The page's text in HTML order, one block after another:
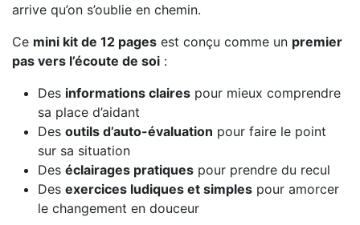
arrive qu’on s’oublie en chemin.
Ce mini kit de 12 pages est conçu comme un premier
pas vers l’écoute de soi :
Des informations claires pour mieux comprendre
sa place d’aidant
Des outils d’auto-évaluation pour faire le point
sur sa situation
Des éclairages pratiques pour prendre du recul
Des exercices ludiques et simples pour amorcer
le changement en douceur